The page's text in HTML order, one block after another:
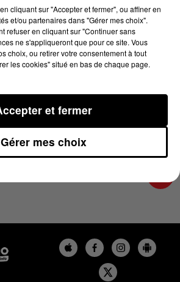
- 2 min 29 sec
REMI SANCHEZ SUR 100%
avec Karine
cliquant sur "Accepter et fermer", ou affiner en
et/ou partenaires dans "Gérer mes choix".
refuser en cliquant sur "Continuer sans
ne s'appliqueront que pour ce site. Vous
choix, ou retirer votre consentement à tout
les cookies" situé en bas de chaque page.
Gérer mes choix
et fermer